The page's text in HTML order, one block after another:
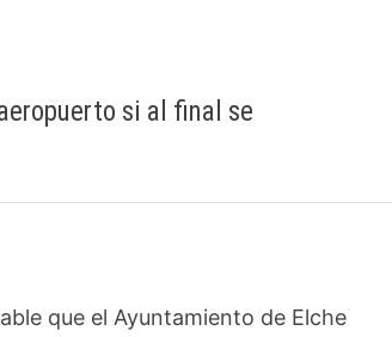
si al final se
que el Ayuntamiento de Elche